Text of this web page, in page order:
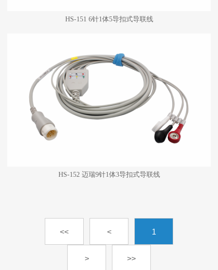
HS-151 6针1体5导扣式导联线
HS-152 迈瑞9针1体3导扣式导联线
<< < 1
> >>